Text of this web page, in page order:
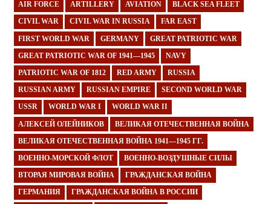
AIR FORCE ARTILLERY AVIATION BLACK SEA FLEET
CIVIL WAR CIVIL WAR IN RUSSIA FAR EAST
FIRST WORLD WAR GERMANY GREAT PATRIOTIC WAR
GREAT PATRIOTIC WAR OF 1941—1945 NAVY
PATRIOTIC WAR OF 1812 RED ARMY RUSSIA
RUSSIAN ARMY RUSSIAN EMPIRE SECOND WORLD WAR
USSR WORLD WAR I WORLD WAR II
АЛЕКСЕЙ ОЛЕЙНИКОВ ВЕЛИКАЯ ОТЕЧЕСТВЕННАЯ ВОЙНА
ВЕЛИКАЯ ОТЕЧЕСТВЕННАЯ ВОЙНА 1941—1945 ГГ.
ВОЕННО-МОРСКОЙ ФЛОТ ВОЕННО-ВОЗДУШНЫЕ СИЛЫ
ВТОРАЯ МИРОВАЯ ВОЙНА ГРАЖДАНСКАЯ ВОЙНА
ГЕРМАНИЯ ГРАЖДАНСКАЯ ВОЙНА В РОССИИ